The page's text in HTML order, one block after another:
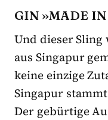
GIN »MADE
Und dieser
aus Singapur
keine einzige
Singapur
Der gebürtige